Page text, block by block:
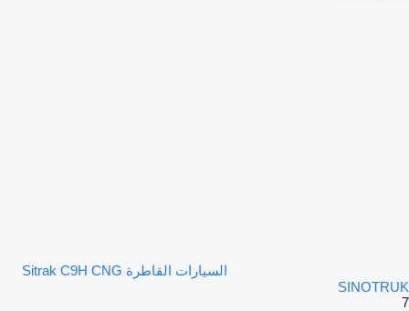
السيارات القاطرة Sitrak C9H CNG
SINOTRUK
7